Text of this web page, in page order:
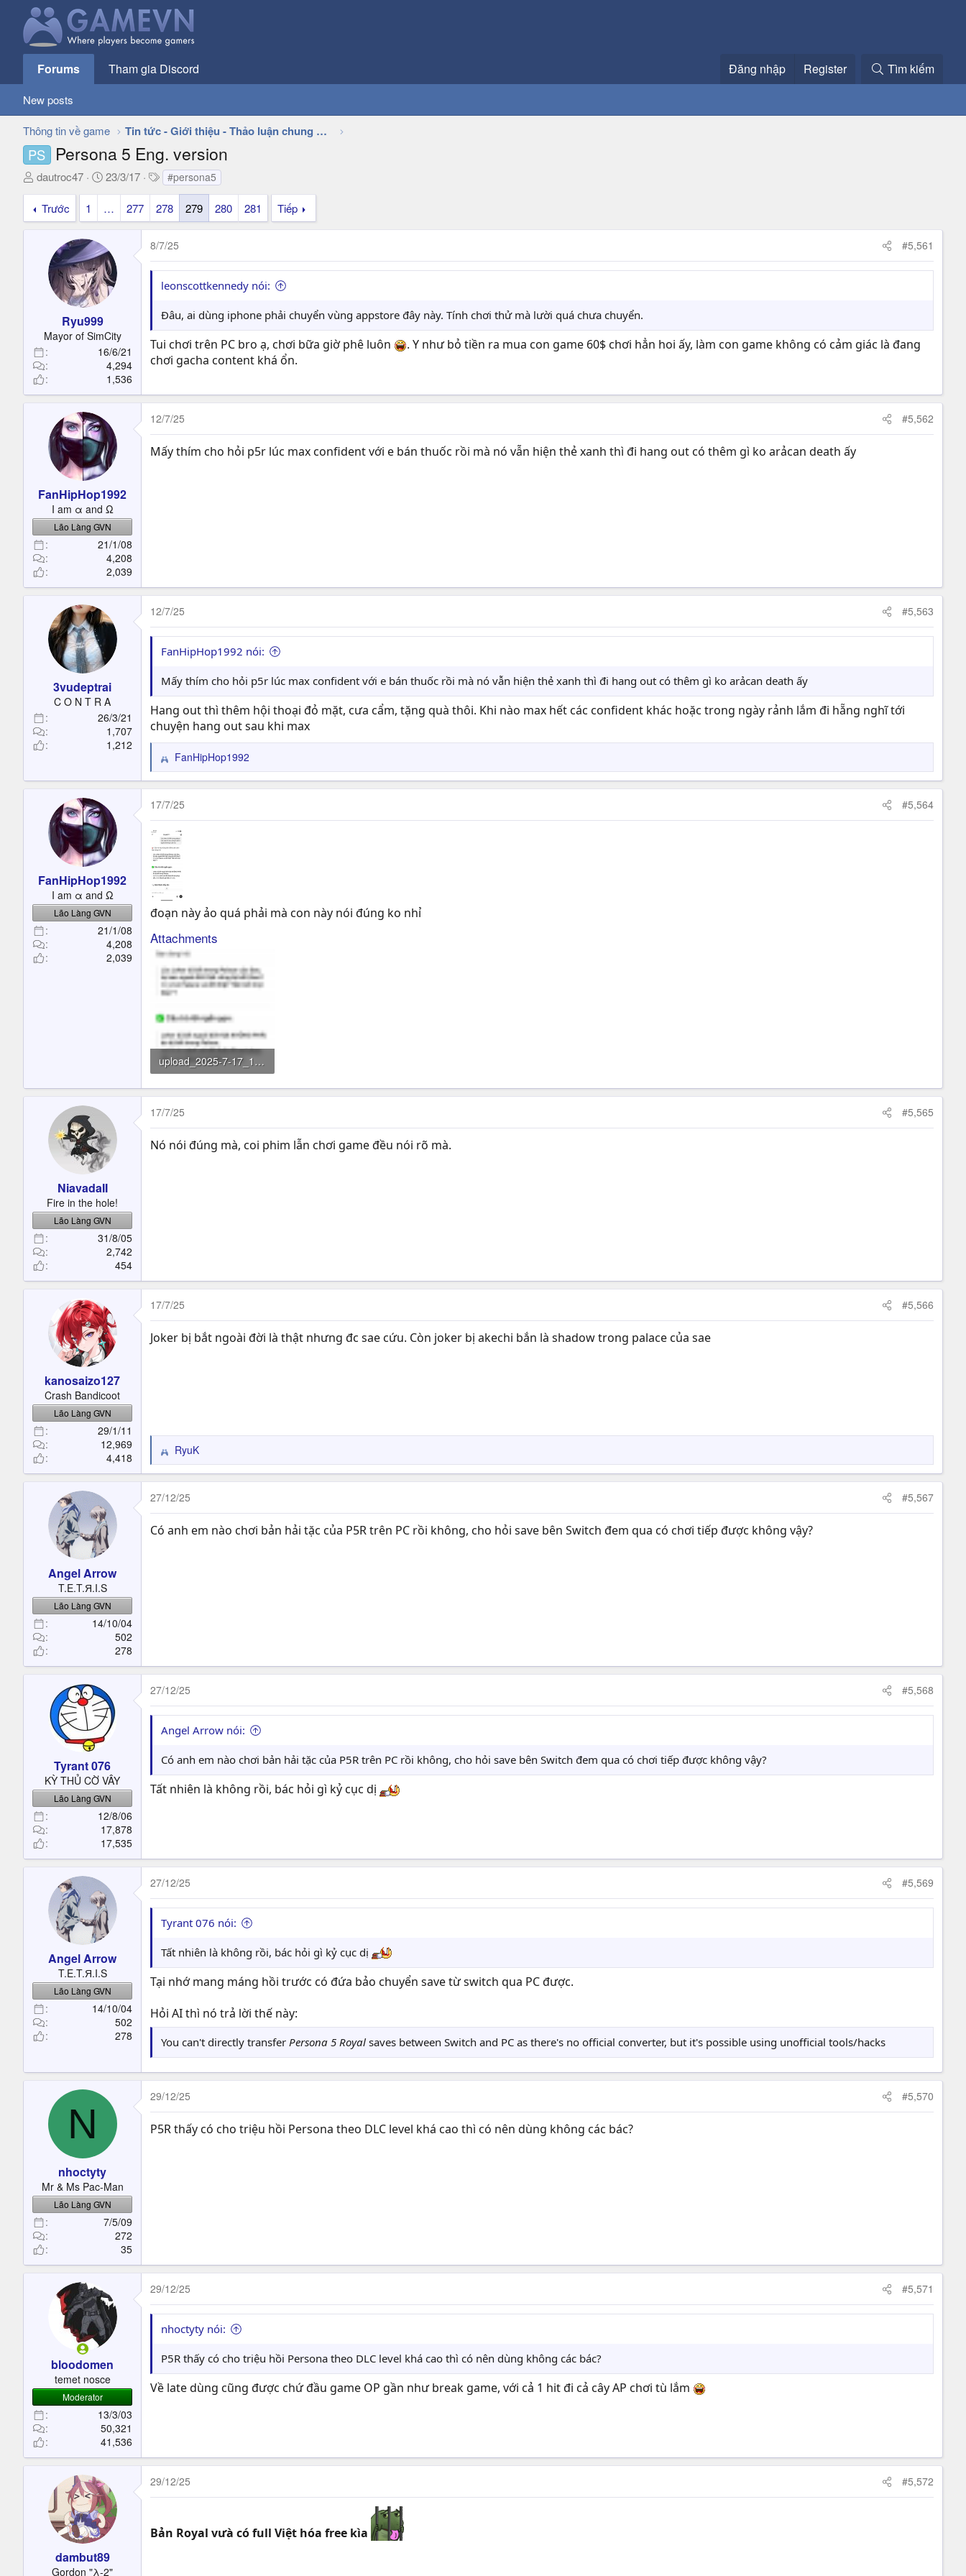
Forums Tham gia Discord Đăng nhập Register Tìm kiếm
New posts
Thông tin về game Tin tức - Giới thiệu - Thảo luận chung về game
PS Persona 5 Eng. version
T
e
r
dautroc47
N
y
ử
i
23/3/17
T
g
s
#persona5
Trước 1 … 277 278 279 280 281 Tiếp
Ryu999
Mayor of SimCity
16/6/21
4,294
1,536
8/7/25 #5,561
leonscottkennedy nói:
Đâu, ai dùng iphone phải chuyển vùng appstore đây này. Tính chơi thử mà lười quá chưa chuyển.
Tui chơi trên PC bro ạ, chơi bữa giờ phê luôn
. Y như bỏ tiền ra mua con game 60$ chơi hẳn hoi ấy, làm con game không có cảm giác là đang
chơi gacha content khá ổn.
FanHipHop1992
I am α and Ω
Lão Làng GVN
21/1/08
4,208
2,039
12/7/25 #5,562
Mấy thím cho hỏi p5r lúc max confident với e bán thuốc rồi mà nó vẫn hiện thẻ xanh thì đi hang out có thêm gì ko arảcan death ấy
3vudeptrai
C O N T R A
26/3/21
1,707
1,212
12/7/25 #5,563
FanHipHop1992 nói:
Mấy thím cho hỏi p5r lúc max confident với e bán thuốc rồi mà nó vẫn hiện thẻ xanh thì đi hang out có thêm gì ko arảcan death ấy
Hang out thì thêm hội thoại đỏ mặt, cưa cẩm, tặng quà thôi. Khi nào max hết các confident khác hoặc trong ngày rảnh lắm đi hẵng nghĩ tới
chuyện hang out sau khi max
R
e
a
c
t
o
n
s
:
FanHipHop1992
FanHipHop1992
I am α and Ω
Lão Làng GVN
21/1/08
4,208
2,039
17/7/25 #5,564
đoạn này ảo quá phải mà con này nói đúng ko nhỉ
Attachments
upload_2025-7-17_1-14-59.png
276.1 KB · Đọc: 328
NiavadaII
Fire in the hole!
Lão Làng GVN
31/8/05
2,742
454
17/7/25 #5,565
Nó nói đúng mà, coi phim lẫn chơi game đều nói rõ mà.
kanosaizo127
Crash Bandicoot
Lão Làng GVN
29/1/11
12,969
4,418
17/7/25 #5,566
Joker bị bắt ngoài đời là thật nhưng đc sae cứu. Còn joker bị akechi bắn là shadow trong palace của sae
R
e
a
c
t
o
RyuK
Angel Arrow
T.E.T.Я.I.S
Lão Làng GVN
14/10/04
502
278
27/12/25 #5,567
Có anh em nào chơi bản hải tặc của P5R trên PC rồi không, cho hỏi save bên Switch đem qua có chơi tiếp được không vậy?
Tyrant 076
KỲ THỦ CỜ VÂY
Lão Làng GVN
12/8/06
17,878
17,535
27/12/25 #5,568
Angel Arrow nói:
Có anh em nào chơi bản hải tặc của P5R trên PC rồi không, cho hỏi save bên Switch đem qua có chơi tiếp được không vậy?
Tất nhiên là không rồi, bác hỏi gì kỷ cục dị
Angel Arrow
T.E.T.Я.I.S
Lão Làng GVN
14/10/04
502
278
27/12/25 #5,569
Tyrant 076 nói:
Tất nhiên là không rồi, bác hỏi gì kỷ cục dị
Tại nhớ mang máng hồi trước có đứa bảo chuyển save từ switch qua PC được.
Hỏi AI thì nó trả lời thế này:
You can't directly transfer Persona 5 Royal saves between Switch and PC as there's no official converter, but it's possible using unofficial tools/hacks
N
nhoctyty
Mr & Ms Pac-Man
Lão Làng GVN
7/5/09
272
35
29/12/25 #5,570
P5R thấy có cho triệu hồi Persona theo DLC level khá cao thì có nên dùng không các bác?
bloodomen
temet nosce
Moderator
13/3/03
50,321
41,536
29/12/25 #5,571
nhoctyty nói:
P5R thấy có cho triệu hồi Persona theo DLC level khá cao thì có nên dùng không các bác?
Về late dùng cũng được chứ đầu game OP gần như break game, với cả 1 hit đi cả cây AP chơi tù lắm
dambut89
Gordon "λ-2"
29/12/25 #5,572
Bản Royal vưà có full Việt hóa free kìa